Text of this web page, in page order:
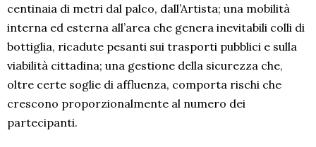
centinaia di metri dal palco, dall’Artista; una mobilità
interna ed esterna all’area che genera inevitabili colli di
bottiglia, ricadute pesanti sui trasporti pubblici e sulla
viabilità cittadina; una gestione della sicurezza che,
oltre certe soglie di affluenza, comporta rischi che
crescono proporzionalmente al numero dei
partecipanti.